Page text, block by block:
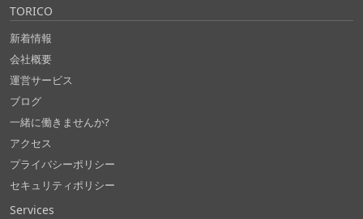
TORICO
新着情報
会社概要
運営サービス
ブログ
一緒に働きませんか?
アクセス
プライバシーポリシー
セキュリティポリシー
Services